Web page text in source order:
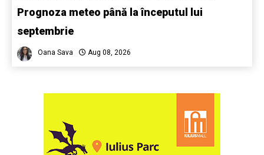
Prognoza meteo până la începutul lui
septembrie
Oana Sava Aug 08, 2026